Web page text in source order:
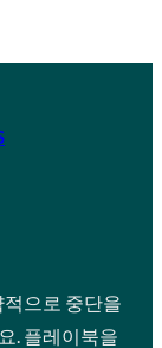
으로 중단을
. 플레이북을